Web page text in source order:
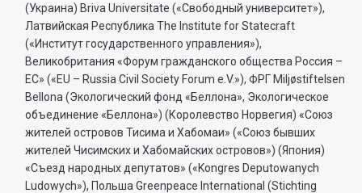
(Украина) Briva Universitate («Свободный университет»),
Латвийская Республика The Institute for Statecraft
(«Институт государственного управления»),
Великобритания «Форум гражданского общества Россия –
ЕС» («EU – Russia Civil Society Forum e.V.»), ФРГ Miljøstiftelsen
Bellona (Экологический фонд «Беллона», Экологическое
объединение «Беллона») (Королевство Норвегия) «Союз
жителей островов Тисима и Хабомаи» («Союз бывших
жителей Чисимских и Хабомайских островов») (Япония)
«Съезд народных депутатов» («Kongres Deputowanych
Ludowych»), Польша Greenpeace International (Stichting